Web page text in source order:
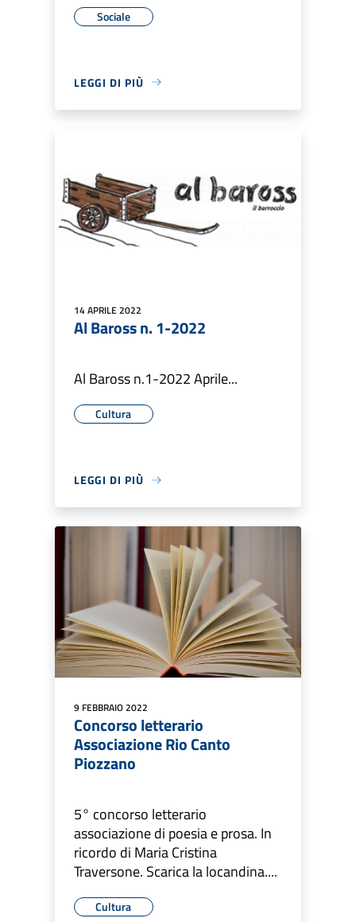
Sociale
LEGGI DI PIÙ
14 APRILE 2022
Al Baross n. 1-2022
Al Baross n.1-2022 Aprile...
Cultura
LEGGI DI PIÙ
9 FEBBRAIO 2022
Concorso letterario
Associazione Rio Canto
Piozzano
5° concorso letterario
associazione di poesia e prosa. In
ricordo di Maria Cristina
Traversone. Scarica la locandina....
Cultura